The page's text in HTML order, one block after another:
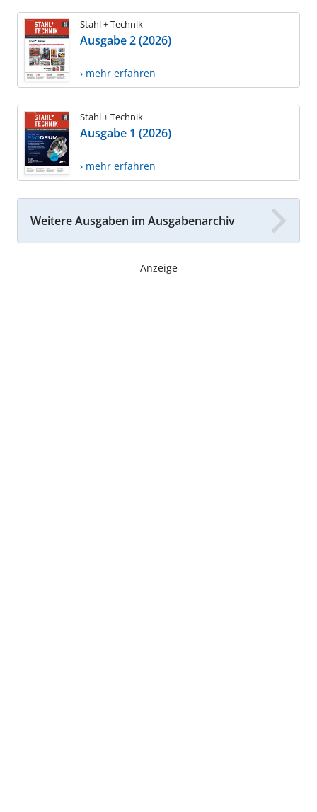
Stahl + Technik
Ausgabe 2 (2026)
› mehr erfahren
Stahl + Technik
Ausgabe 1 (2026)
› mehr erfahren
Weitere Ausgaben im Ausgabenarchiv
- Anzeige -